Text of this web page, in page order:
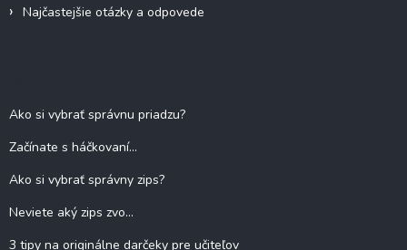
Najčastejšie otázky a odpovede
Ako si vybrať správnu priadzu?
Začínate s háčkovaní...
Ako si vybrať správny zips?
Neviete aký zips zvo...
3 tipy na originálne darčeky pre učiteľov